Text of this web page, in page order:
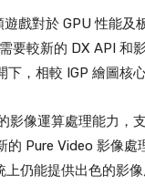
戲對於 GPU 性能
要較新的 DX API 和
，相較 IGP 繪圖核
影像運算處理能力，
的 Pure Video 影像
仍能提供出色的影像